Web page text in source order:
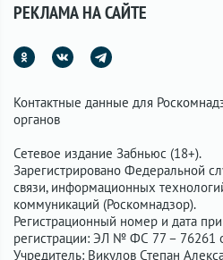
РЕКЛАМА НА САЙТЕ
Контактные данные для
органов
Сетевое издание Забньюс (18+).
Зарегистрировано Федеральной
связи, информационных
коммуникаций (Роскомнадзор).
Регистрационный номер и дата
регистрации: ЭЛ № ФС 77 – 76261
Учредитель: Викулов Степан